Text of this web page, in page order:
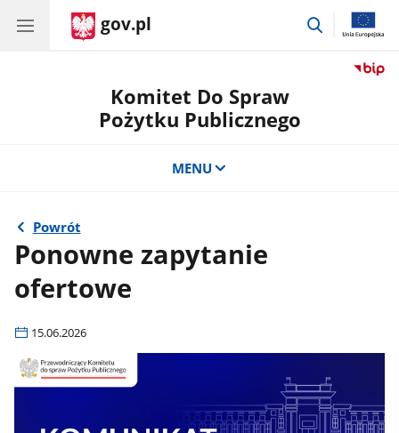
gov.pl
przejdź
Komitet Do Spraw
Pożytku Publicznego
MENU
Powrót
Ponowne zapytanie
ofertowe
15.06.2026